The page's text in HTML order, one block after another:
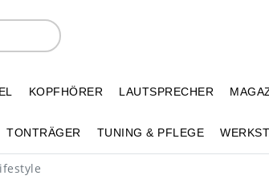
KOPFHÖRER LAUTSPRECHER
TONTRÄGER TUNING & PFLEGE